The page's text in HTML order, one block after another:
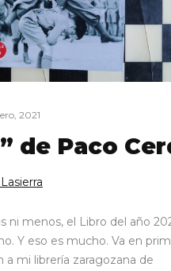
2021
de Paco
ni menos, el Libro del año
Y eso es mucho. Va en
a mi librería zaragozana de